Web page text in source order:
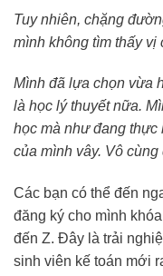
Tuy nhiên, chặng
mình không tìm thấy vị
Mình đã lựa chọn vừa
là học lý thuyết nữa.
học mà như đang thực
của mình vây. Vô cùng
Các bạn có thể đến
đăng ký cho mình
đến Z. Đây là trải
sinh viên kế toán mới